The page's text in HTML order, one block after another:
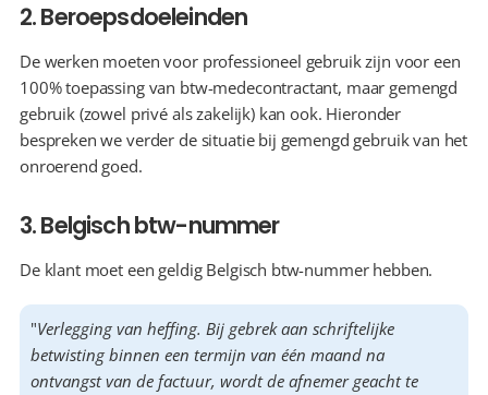
2. Beroepsdoeleinden
De werken moeten voor professioneel gebruik zijn voor een
100% toepassing van btw-medecontractant, maar gemengd
gebruik (zowel privé als zakelijk) kan ook. Hieronder
bespreken we verder de situatie bij gemengd gebruik van het
onroerend goed.
3. Belgisch btw-nummer
De klant moet een geldig Belgisch btw-nummer hebben.
"Verlegging van heffing. Bij gebrek aan schriftelijke
betwisting binnen een termijn van één maand na
ontvangst van de factuur, wordt de afnemer geacht te